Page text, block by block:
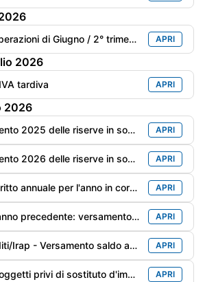
di Giugno / 2° trimestre APRI
2026
tardiva APRI
2026
in sospensione - 2° rata dell'imposta sostitutiva con magg. 0,4% APRI
in sospensione - 1° rata dell'imposta sostitutiva con magg. 0,4% APRI
per l'anno in corso con la maggioraz. dello 0,4% APRI
del saldo a debito con la maggiorazione [pari a: (saldo al 16/03 x 1,6%) x 0,4%] APRI
anno precedente e 1° acconto anno in corso con maggiorazione dello 0,4% APRI
Mod. 730 di soggetti privi di sostituto d'imposta/deceduti entro il 28/02/anno precedente: versamento delle imposte risultanti dal Mod. 730 con la maggior. dello 0,4% APRI